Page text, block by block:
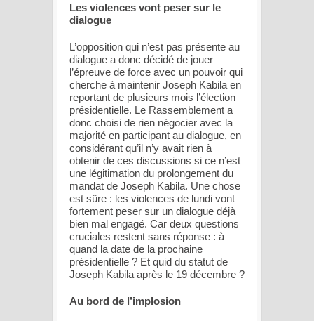
Les violences vont peser sur le
dialogue
L’opposition qui n’est pas présente au
dialogue a donc décidé de jouer
l’épreuve de force avec un pouvoir qui
cherche à maintenir Joseph Kabila en
reportant de plusieurs mois l’élection
présidentielle. Le Rassemblement a
donc choisi de rien négocier avec la
majorité en participant au dialogue, en
considérant qu’il n’y avait rien à
obtenir de ces discussions si ce n’est
une légitimation du prolongement du
mandat de Joseph Kabila. Une chose
est sûre : les violences de lundi vont
fortement peser sur un dialogue déjà
bien mal engagé. Car deux questions
cruciales restent sans réponse : à
quand la date de la prochaine
présidentielle ? Et quid du statut de
Joseph Kabila après le 19 décembre ?
Au bord de l’implosion